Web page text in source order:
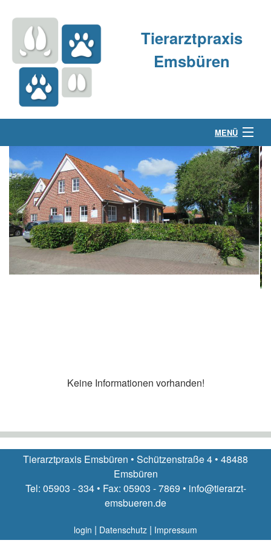
Tierarztpraxis
Emsbüren
MENÜ
Über uns
Kleintierpraxis
Großtierpraxis
Kontakt & Anfahrt
Keine Informationen vorhanden!
Tierarztpraxis Emsbüren • Schützenstraße 4 • 48488
Emsbüren
Tel: 05903 - 334 • Fax: 05903 - 7869 • info@tierarzt-
emsbueren.de
login | Datenschutz | Impressum